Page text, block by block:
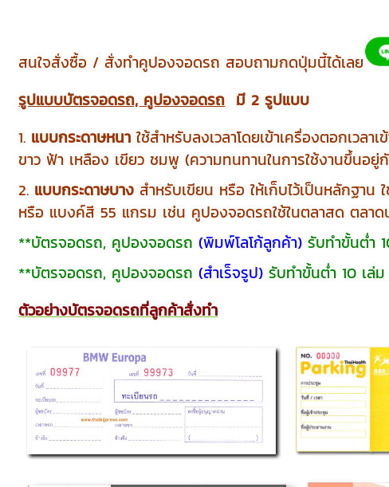
สนใจสั่งซื้อ / สั่งทำคูปองจอดรถ สอบถามกดปุ่มนี้ได้เลย
รูปแบบบัตรจอดรถ, คูปองจอดรถ มี 2 รูปแบบ
1. แบบกระดาษหนา ใช้สำหรับลงเวลาโดยเข้าเครื่องตอกเว
ขาว ฟ้า เหลือง เขียว ชมพู (ความทนทานในการใช้งานขึ้นอ
2. แบบกระดาษบาง สำหรับเขียน หรือ ให้เก็บไว้เป็นหลักฐาน
หรือ แบงค์สี 55 แกรม เช่น คูปองจอดรถใช้ในตลาสด ตลา
**บัตรจอดรถ, คูปองจอดรถ(พิมพ์โลโก้ลูกค้า) รับทำขั้นต่ำ
**บัตรจอดรถ, คูปองจอดรถ(สำเร็จรูป) รับทำขั้นต่ำ 10 เล่ม
ตัวอย่างบัตรจอดรถที่ลูกค้าสั่งทำ